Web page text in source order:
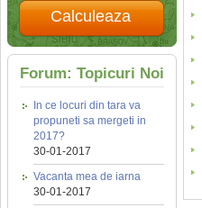
Calculeaza
Forum: Topicuri Noi
In ce locuri din tara va
propuneti sa mergeti in
2017?
30-01-2017
Vacanta mea de iarna
30-01-2017